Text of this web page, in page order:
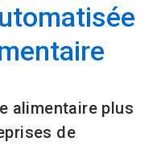
alimentaire plus
de